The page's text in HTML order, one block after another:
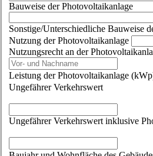
Bauweise der Photovoltaikanlage
Sonstige/Unterschiedliche Bauweise
Nutzung der Photovoltaikanlage
Nutzungsrecht an der
Leistung der Photovoltaikanlage
Ungefährer Verkehrswert
Ungefährer Verkehrswert inklusive